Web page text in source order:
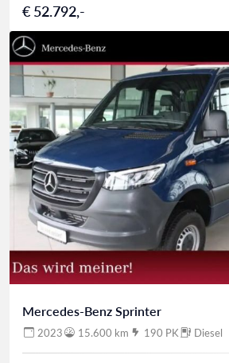
€ 52.792,-
Mercedes-Benz Sprinter
2023 15.600 km 190 PK Diesel